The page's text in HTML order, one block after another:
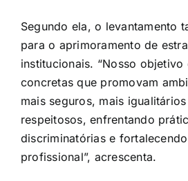
Segundo ela, o levantamento
para o aprimoramento de
institucionais. “Nosso
concretas que promovam
mais seguros, mais
respeitosos, enfrentando
discriminatórias e
profissional”, acrescenta.